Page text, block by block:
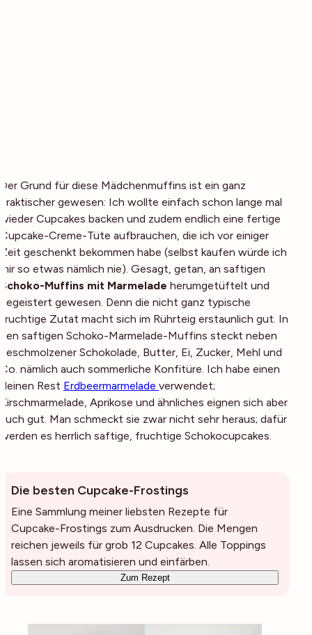
Der Grund für diese Mädchenmuffins ist ein ganz
praktischer gewesen: Ich wollte einfach schon lange mal
wieder Cupcakes backen und zudem endlich eine fertige
Cupcake-Creme-Tüte aufbrauchen, die ich vor einiger
Zeit geschenkt bekommen habe (selbst kaufen würde ich
mir so etwas nämlich nie). Gesagt, getan, an saftigen
Schoko-Muffins mit Marmelade herumgetüftelt und
begeistert gewesen. Denn die nicht ganz typische
fruchtige Zutat macht sich im Rührteig erstaunlich gut. In
den saftigen Schoko-Marmelade-Muffins steckt neben
geschmolzener Schokolade, Butter, Ei, Zucker, Mehl und
Co. nämlich auch sommerliche Konfitüre. Ich habe einen
kleinen Rest Erdbeermarmelade verwendet;
Kirschmarmelade, Aprikose und ähnliches eignen sich aber
auch gut. Man schmeckt sie zwar nicht sehr heraus; dafür
werden es herrlich saftige, fruchtige Schokocupcakes.
Die besten Cupcake-Frostings
Eine Sammlung meiner liebsten Rezepte für
Cupcake-Frostings zum Ausdrucken. Die Mengen
reichen jeweils für grob 12 Cupcakes. Alle Toppings
lassen sich aromatisieren und einfärben.
Zum Rezept